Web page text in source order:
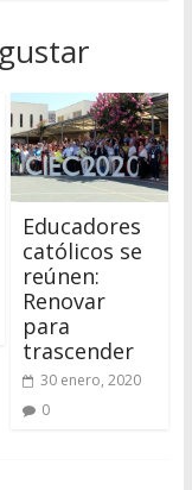
Educadores
católicos se
reúnen:
Renovar
para
trascender
30 enero, 2020
0